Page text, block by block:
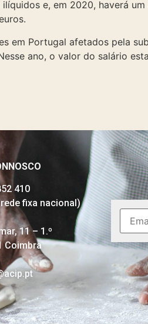
e, em 2020, haverá
em Portugal afetados pela
ano, o valor do salário
410
fixa nacional)
11 – 1.º
Coimbra